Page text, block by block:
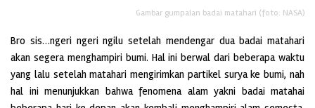
Gambar gumpalan badai matahari (foto: NASA)
Bro sis…ngeri ngeri ngilu setelah mendengar dua badai matahari
akan segera menghampiri bumi. Hal ini berwal dari beberapa waktu
yang lalu setelah matahari mengirimkan partikel surya ke bumi, nah
hal ini menunjukkan bahwa fenomena alam yakni badai matahai